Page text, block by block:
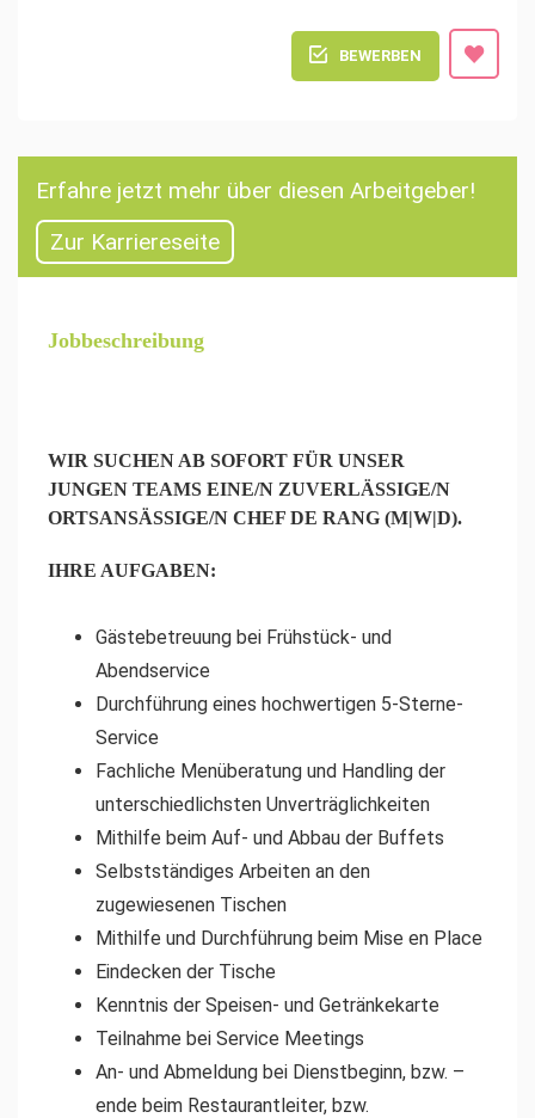
BEWERBEN
Erfahre jetzt mehr über diesen Arbeitgeber!
Zur Karriereseite
Jobbeschreibung
WIR SUCHEN AB SOFORT FÜR UNSER
JUNGEN TEAMS EINE/N ZUVERLÄSSIGE/N
ORTSANSÄSSIGE/N CHEF DE RANG (M|W|D).
IHRE AUFGABEN:
Gästebetreuung bei Frühstück- und
Abendservice
Durchführung eines hochwertigen 5-Sterne-
Service
Fachliche Menüberatung und Handling der
unterschiedlichsten Unverträglichkeiten
Mithilfe beim Auf- und Abbau der Buffets
Selbstständiges Arbeiten an den
zugewiesenen Tischen
Mithilfe und Durchführung beim Mise en Place
Eindecken der Tische
Kenntnis der Speisen- und Getränkekarte
Teilnahme bei Service Meetings
An- und Abmeldung bei Dienstbeginn, bzw. –
ende beim Restaurantleiter, bzw.